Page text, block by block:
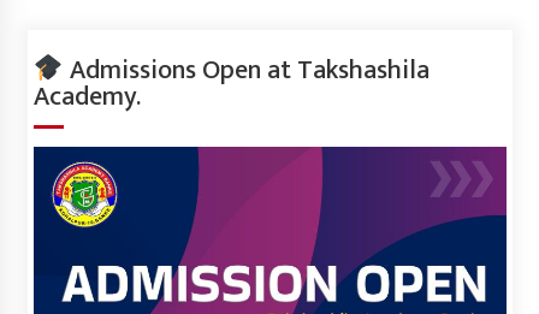
Admissions Open at Takshashila
Academy.